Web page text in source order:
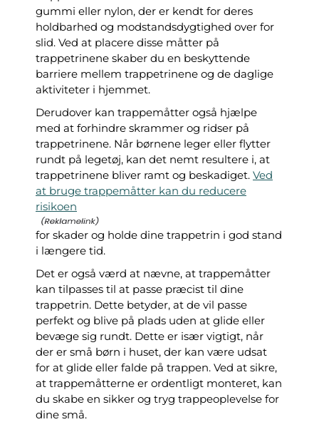
gummi eller nylon, der er kendt for deres
holdbarhed og modstandsdygtighed over for
slid. Ved at placere disse måtter på
trappetrinene skaber du en beskyttende
barriere mellem trappetrinene og de daglige
aktiviteter i hjemmet.
Derudover kan trappemåtter også hjælpe
med at forhindre skrammer og ridser på
trappetrinene. Når børnene leger eller flytter
rundt på legetøj, kan det nemt resultere i, at
trappetrinene bliver ramt og beskadiget. Ved
at bruge trappemåtter kan du reducere
risikoen
for skader og holde dine trappetrin i god stand
i længere tid.
Det er også værd at nævne, at trappemåtter
kan tilpasses til at passe præcist til dine
trappetrin. Dette betyder, at de vil passe
perfekt og blive på plads uden at glide eller
bevæge sig rundt. Dette er især vigtigt, når
der er små børn i huset, der kan være udsat
for at glide eller falde på trappen. Ved at sikre,
at trappemåtterne er ordentligt monteret, kan
du skabe en sikker og tryg trappeoplevelse for
dine små.